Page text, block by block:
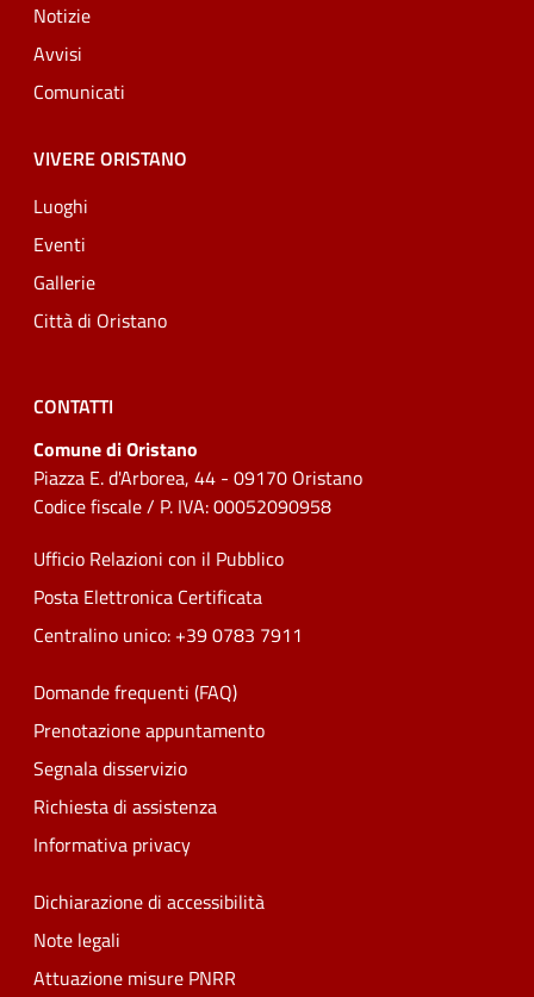
Notizie
Avvisi
Comunicati
VIVERE ORISTANO
Luoghi
Eventi
Gallerie
Città di Oristano
CONTATTI
Comune di Oristano
Piazza E. d'Arborea, 44 - 09170 Oristano
Codice fiscale / P. IVA: 00052090958
Ufficio Relazioni con il Pubblico
Posta Elettronica Certificata
Centralino unico: +39 0783 7911
Domande frequenti (FAQ)
Prenotazione appuntamento
Segnala disservizio
Richiesta di assistenza
Informativa privacy
Dichiarazione di accessibilità
Note legali
Attuazione misure PNRR